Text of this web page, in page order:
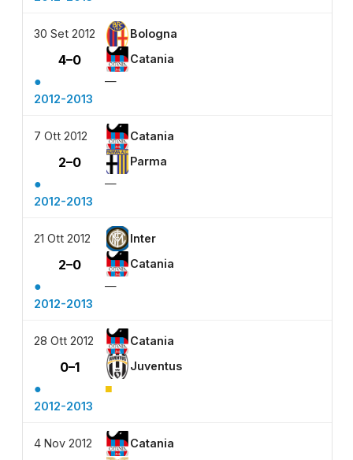
30 Set 2012 Bologna
4–0 Catania
●
—
2012-2013
7 Ott 2012 Catania
2–0 Parma
●
—
2012-2013
21 Ott 2012 Inter
2–0 Catania
●
—
2012-2013
28 Ott 2012 Catania
0–1 Juventus
● ■
2012-2013
4 Nov 2012 Catania